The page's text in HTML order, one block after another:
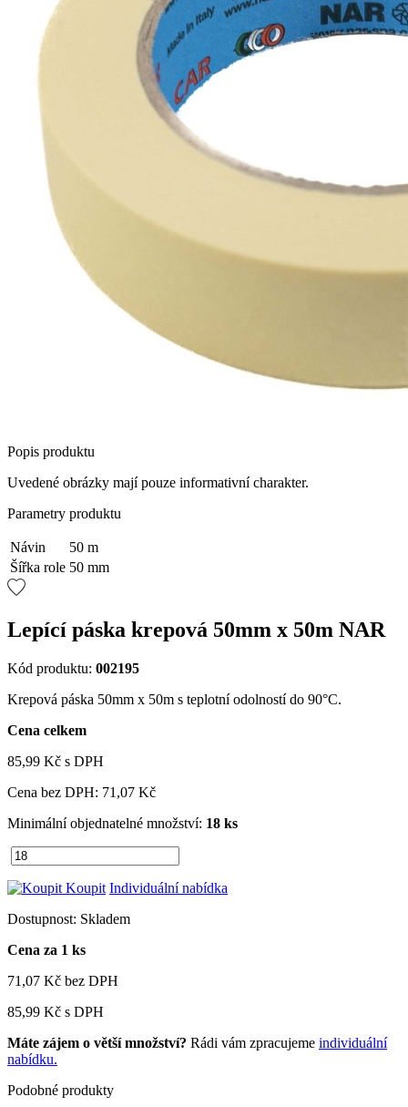
Popis produktu
Uvedené obrázky mají pouze informativní charakter.
Parametry produktu
Návin
50 m
Šířka role 50 mm
Lepící páska krepová 50mm x 50m NAR
Kód produktu: 002195
Krepová páska 50mm x 50m s teplotní odolností do 90°C.
Cena celkem
85,99 Kč s DPH
Cena bez DPH: 71,07 Kč
Minimální objednatelné množství: 18 ks
Koupit Individuální nabídka
Dostupnost: Skladem
Cena za 1 ks
71,07 Kč bez DPH
85,99 Kč s DPH
Máte zájem o větší množství? Rádi vám zpracujeme individuální
nabídku.
Podobné produkty